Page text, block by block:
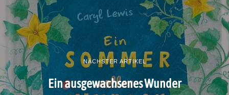
NÄCHSTER ARTIKEL
Ein ausgewachsenes Wunder